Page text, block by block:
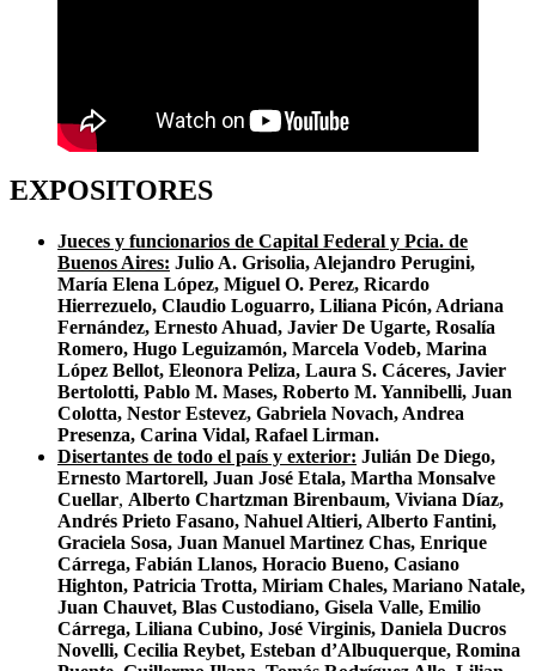
EXPOSITORES
Jueces y funcionarios de Capital Federal y Pcia. de
Buenos Aires: Julio A. Grisolia, Alejandro Perugini,
María Elena López, Miguel O. Perez, Ricardo
Hierrezuelo, Claudio Loguarro, Liliana Picón, Adriana
Fernández, Ernesto Ahuad, Javier De Ugarte, Rosalía
Romero, Hugo Leguizamón, Marcela Vodeb, Marina
López Bellot, Eleonora Peliza, Laura S. Cáceres, Javier
Bertolotti, Pablo M. Mases, Roberto M. Yannibelli, Juan
Colotta, Nestor Estevez, Gabriela Novach, Andrea
Presenza, Carina Vidal, Rafael Lirman.
Disertantes de todo el país y exterior: Julián De Diego,
Ernesto Martorell, Juan José Etala, Martha Monsalve
Cuellar, Alberto Chartzman Birenbaum, Viviana Díaz,
Andrés Prieto Fasano, Nahuel Altieri, Alberto Fantini,
Graciela Sosa, Juan Manuel Martinez Chas, Enrique
Cárrega, Fabián Llanos, Horacio Bueno, Casiano
Highton, Patricia Trotta, Miriam Chales, Mariano Natale,
Juan Chauvet, Blas Custodiano, Gisela Valle, Emilio
Cárrega, Liliana Cubino, José Virginis, Daniela Ducros
Novelli, Cecilia Reybet, Esteban d’Albuquerque, Romina